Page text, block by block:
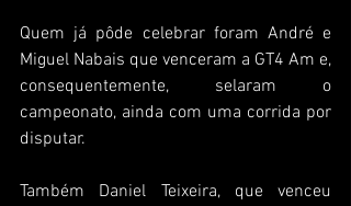
Quem já pôde celebrar foram André e
Miguel Nabais que venceram a GT4 Am e,
consequentemente, selaram o
campeonato, ainda com uma corrida por
disputar.
Também Daniel Teixeira, que venceu